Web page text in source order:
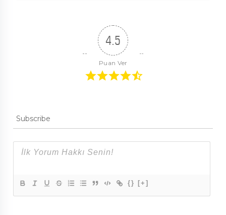
4.5
Puan Ver
Subscribe
{} [+]